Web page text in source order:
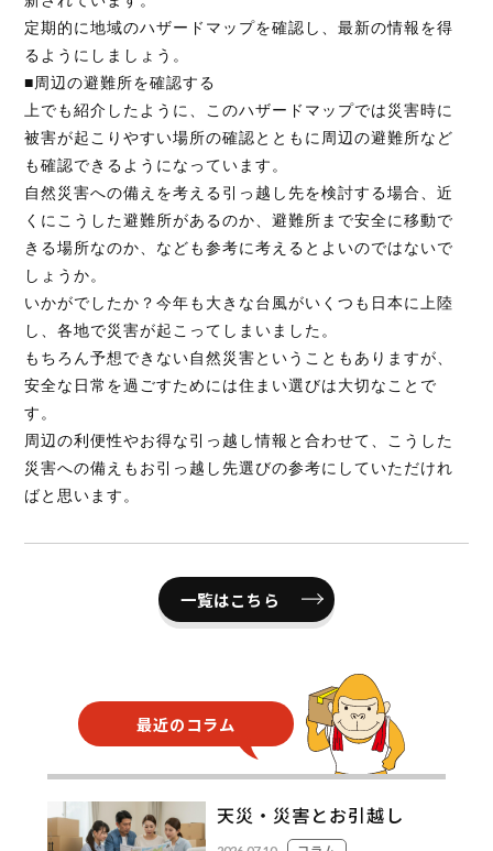
定期的に地域のハザードマップを確認し、最新の情報を得
るようにしましょう。
■周辺の避難所を確認する
上でも紹介したように、このハザードマップでは災害時に
被害が起こりやすい場所の確認とともに周辺の避難所など
も確認できるようになっています。
自然災害への備えを考える引っ越し先を検討する場合、近
くにこうした避難所があるのか、避難所まで安全に移動で
きる場所なのか、なども参考に考えるとよいのではないで
しょうか。
いかがでしたか？今年も大きな台風がいくつも日本に上陸
し、各地で災害が起こってしまいました。
もちろん予想できない自然災害ということもありますが、
安全な日常を過ごすためには住まい選びは大切なことで
す。
周辺の利便性やお得な引っ越し情報と合わせて、こうした
災害への備えもお引っ越し先選びの参考にしていただけれ
ばと思います。
一覧はこちら
最近のコラム
天災・災害とお引越し